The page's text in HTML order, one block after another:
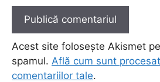
Acest site folosește Akismet
spamul. Află cum sunt
comentariilor tale.